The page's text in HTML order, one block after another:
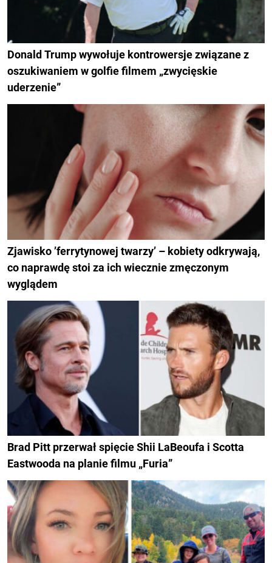
Donald Trump wywołuje kontrowersje związane z
oszukiwaniem w golfie filmem „zwycięskie
uderzenie”
Zjawisko ’ferrytynowej twarzy’ – kobiety odkrywają,
co naprawdę stoi za ich wiecznie zmęczonym
wyglądem
Brad Pitt przerwał spięcie Shii LaBeoufa i Scotta
Eastwooda na planie filmu „Furia”